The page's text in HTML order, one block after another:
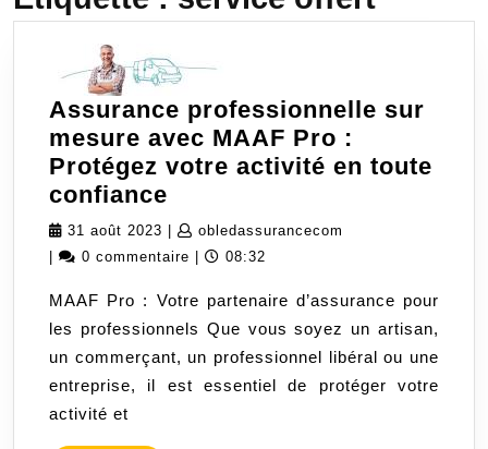
Assurance professionnelle sur
mesure avec MAAF Pro :
Protégez votre activité en toute
confiance
professionnelle
sur
avec
MAAF
Pro
:
31 août 2023 31
août
obledassurancecom
0 commentaire 08:32
MAAF Pro : Votre partenaire d’assurance pour
les professionnels Que vous soyez un artisan,
un commerçant, un professionnel libéral ou une
entreprise, il est essentiel de protéger votre
activité et